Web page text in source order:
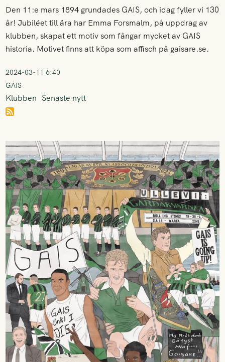
Den 11:e mars 1894 grundades GAIS, och idag fyller vi 130
år! Jubiléet till ära har Emma Forsmalm, på uppdrag av
klubben, skapat ett motiv som fångar mycket av GAIS
historia. Motivet finns att köpa som affisch på gaisare.se.
2024-03-11 6:40
GAIS
Klubben Senaste nytt